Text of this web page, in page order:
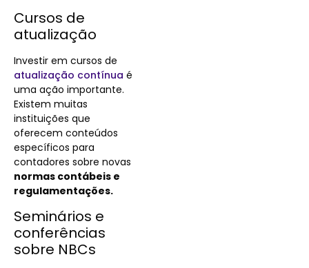
Cursos de
atualização
Investir em cursos de
atualização contínua é
uma ação importante.
Existem muitas
instituições que
oferecem conteúdos
específicos para
contadores sobre novas
normas contábeis e
regulamentações.
Seminários e
conferências
sobre NBCs